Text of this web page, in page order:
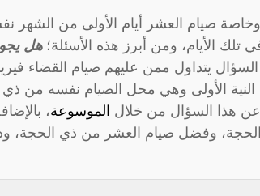
صيام العشر أيام الأولى من الشهر
تلك الأيام، ومن أبرز هذه الأسئلة؛هل
يتداول ممن عليهم صيام القضاء
النية الأولى وهي محل الصيام نفسه من ذي
عن هذا السؤال من خلال الموسوعة،
وفضل صيام العشر من ذي الحجة،